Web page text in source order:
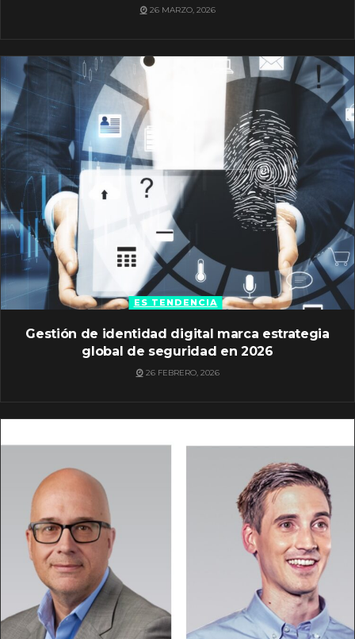
26 MARZO, 2026
ES TENDENCIA
Gestión de identidad digital marca estrategia
global de seguridad en 2026
26 FEBRERO, 2026